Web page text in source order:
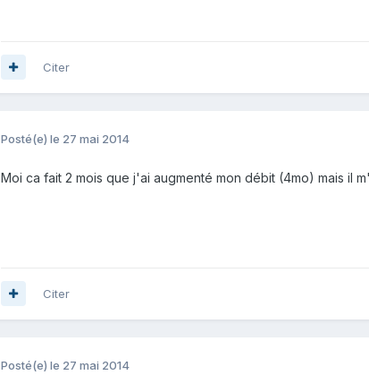
Citer
Posté(e) le 27 mai 2014
Moi ca fait 2 mois que j'ai augmenté mon débit (4mo) mais il
Citer
Posté(e) le 27 mai 2014